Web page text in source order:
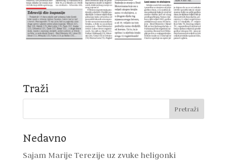
Traži
Nedavno
Sajam Marije Terezije uz zvuke heligonki